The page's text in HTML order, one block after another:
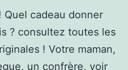
cadeau donner
? consultez toutes les
! Votre maman,
un confrère, voir